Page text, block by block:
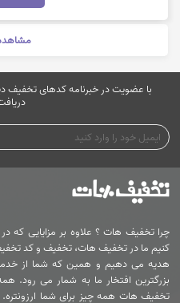
با عضویت در خبرنامه کدهای تخفیف
چرا تخفیف هات ؟ علاوه بر مزایایی که
کنیم ما در تخفیف هات، تخفیف و کد
هدیه می دهیم و همین که شما از
بزرگترین افتخار ما به شمار می رود.
تخفیف هات همه چیز برای شما